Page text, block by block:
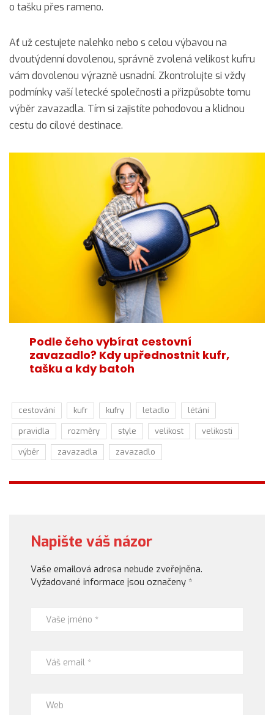
o tašku přes rameno.
Ať už cestujete nalehko nebo s celou výbavou na
dvoutýdenní dovolenou, správně zvolená velikost kufru
vám dovolenou výrazně usnadní. Zkontrolujte si vždy
podmínky vaší letecké společnosti a přizpůsobte tomu
výběr zavazadla. Tím si zajistíte pohodovou a klidnou
cestu do cílové destinace.
Podle čeho vybírat cestovní
zavazadlo? Kdy upřednostnit kufr,
tašku a kdy batoh
cestování kufr kufry letadlo
létání
pravidla
rozměry style velikost
velikosti
výběr
zavazadla zavazadlo
Napište váš názor
Vaše emailová adresa nebude zveřejněna.
Vyžadované informace jsou označeny *